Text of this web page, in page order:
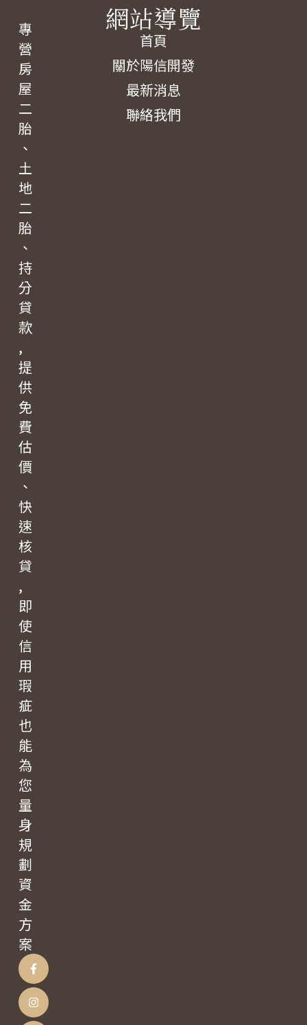
專
營
房
屋
二
胎
、
土
地
二
胎
、
持
分
貸
款
,
提
供
免
費
估
價
、
快
速
核
貸
,
即
使
信
用
瑕
疵
也
能
為
您
量
身
規
劃
資
金
方
案
網站導覽
首頁
關於陽信開發
最新消息
聯絡我們